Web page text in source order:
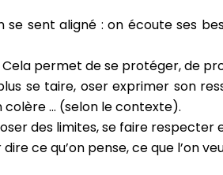
se sent aligné : on écoute ses
Cela permet de se protéger, de
se taire, oser exprimer son
colère … (selon le contexte).
des limites, se faire respecter
ce qu’on pense, ce que l’on